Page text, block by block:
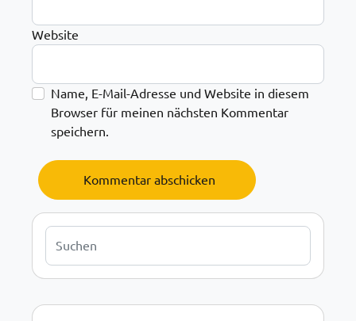
Website
Name, E-Mail-Adresse und Website in diesem
Browser für meinen nächsten Kommentar
speichern.
Alternative:
Buscar